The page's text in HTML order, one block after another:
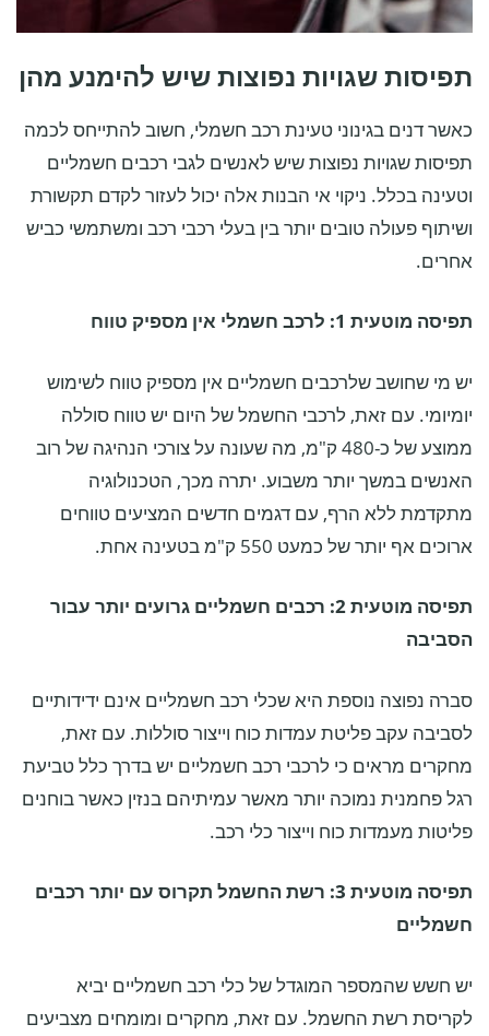
תפיסות שגויות נפוצות שיש להימנע מהן
כאשר דנים בגינוני טעינת רכב חשמלי, חשוב להתייחס לכמה
תפיסות שגויות נפוצות שיש לאנשים לגבי רכבים חשמליים
וטעינה בכלל. ניקוי אי הבנות אלה יכול לעזור לקדם תקשורת
ושיתוף פעולה טובים יותר בין בעלי רכבי רכב ומשתמשי כביש
אחרים.
תפיסה מוטעית 1: לרכב חשמלי אין מספיק טווח
יש מי שחושב שלרכבים חשמליים אין מספיק טווח לשימוש
יומיומי. עם זאת, לרכבי החשמל של היום יש טווח סוללה
ממוצע של כ-480 ק"מ, מה שעונה על צורכי הנהיגה של רוב
האנשים במשך יותר משבוע. יתרה מכך, הטכנולוגיה
מתקדמת ללא הרף, עם דגמים חדשים המציעים טווחים
ארוכים אף יותר של כמעט 550 ק"מ בטעינה אחת.
תפיסה מוטעית 2: רכבים חשמליים גרועים יותר עבור
הסביבה
סברה נפוצה נוספת היא שכלי רכב חשמליים אינם ידידותיים
לסביבה עקב פליטת עמדות כוח וייצור סוללות. עם זאת,
מחקרים מראים כי לרכבי רכב חשמליים יש בדרך כלל טביעת
רגל פחמנית נמוכה יותר מאשר עמיתיהם בנזין כאשר בוחנים
פליטות מעמדות כוח וייצור כלי רכב.
תפיסה מוטעית 3: רשת החשמל תקרוס עם יותר רכבים
חשמליים
יש חשש שהמספר המוגדל של כלי רכב חשמליים יביא
לקריסת רשת החשמל. עם זאת, מחקרים ומומחים מצביעים